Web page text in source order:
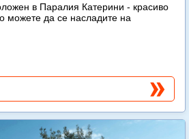
в Паралия Катерини - красиво
можете да се насладите на